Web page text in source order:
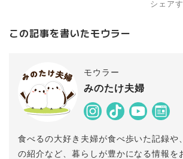
シェア
この記事を書いたモウラー
モウラー
みのたけ夫婦
食べるの大好き夫婦が食べ歩いた記録や
の紹介など、暮らしが豊かになる情報を